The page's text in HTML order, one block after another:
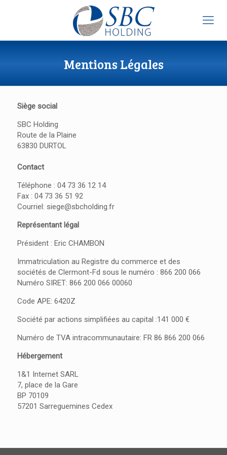
Mentions Légales
Siège social
SBC Holding
Route de la Plaine
63830 DURTOL
Contact
Téléphone : 04 73 36 12 14
Fax : 04 73 36 51 92
Courriel: siege@sbcholding.fr
Représentant légal
Président : Eric CHAMBON
Immatriculation au Registre du commerce et des
sociétés de Clermont-Fd sous le numéro : 866 200 066
Numéro SIRET: 866 200 066 00060
Code APE: 6420Z
Société par actions simplifiées au capital :141 000 €
Numéro de TVA intracommunautaire: FR 86 866 200 066
Hébergement
1&1 Internet SARL
7, place de la Gare
BP 70109
57201 Sarreguemines Cedex